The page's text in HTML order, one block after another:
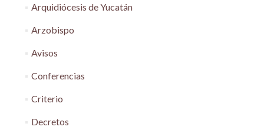
Arquidiócesis de Yucatán
Arzobispo
Avisos
Conferencias
Criterio
Decretos